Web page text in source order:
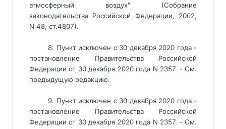
атмосферный воздух" (Собрание
законодательства Российской Федерации, 2002,
N 48, ст.4807).
8. Пункт исключен с 30 декабря 2020 года -
постановление Правительства Российской
Федерации от 30 декабря 2020 года N 2357. - См.
предыдущую редакцию.
9. Пункт исключен с 30 декабря 2020 года -
постановление Правительства Российской
Федерации от 30 декабря 2020 года N 2357. - См.